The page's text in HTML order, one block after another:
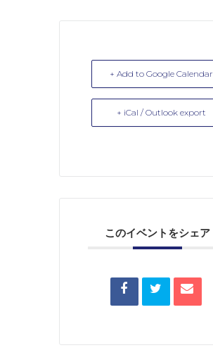
+ Add to Google Calendar
+ iCal / Outlook export
このイベントをシェア